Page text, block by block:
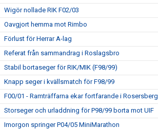
Wigör nollade RIK F02/03
Oavgjort hemma mot Rimbo
Förlust för Herrar A-lag
Referat från sammandrag i Roslagsbro
Stabil bortaseger för RIK/MIK (F98/99)
Knapp seger i kvällsmatch för F98/99
F00/01 - Ramträffarna ekar fortfarande i Rosersberg
Storseger och urladdning för P98/99 borta mot UIF
Imorgon springer P04/05 MiniMarathon